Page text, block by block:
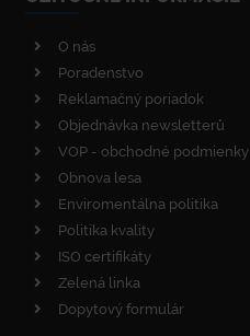
O nás
Poradenstvo
Reklamačný poriadok
Objednávka newsletterů
VOP - obchodné podmienky
Obnova lesa
Enviromentálna politika
Politika kvality
ISO certifikáty
Zelená linka
Dopytový formulár